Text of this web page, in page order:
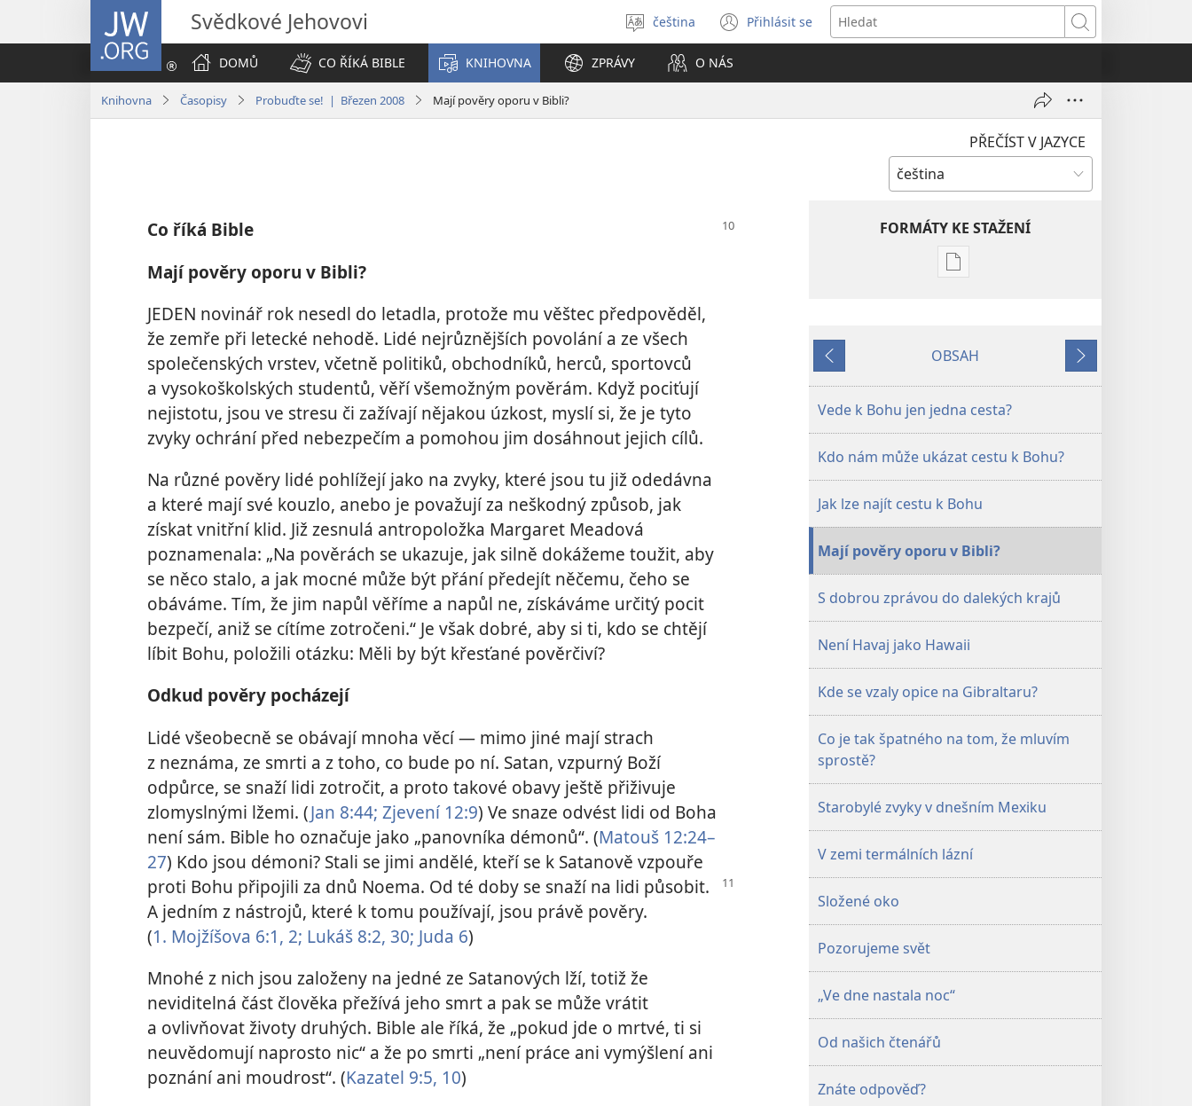
JW.ORG Svědkové Jehovovi
Vybrat
jazyk
čeština Přihlásit se
(otevřeno
nové
Hledat
DOMŮ
CO ŘÍKÁ BIBLE KNIHOVNA ZPRÁVY O NÁS
Knihovna Časopisy Probuďte se! | Březen 2008 Mají pověry oporu v Bibli?
PŘEČÍST V JAZYCE
Co říká Bible
Mají pověry oporu v Bibli?
JEDEN novinář rok nesedl do letadla, protože mu věštec předpověděl,
že zemře při letecké nehodě. Lidé nejrůznějších povolání a ze všech
společenských vrstev, včetně politiků, obchodníků, herců, sportovců
a vysokoškolských studentů, věří všemožným pověrám. Když pociťují
nejistotu, jsou ve stresu či zažívají nějakou úzkost, myslí si, že je tyto
zvyky ochrání před nebezpečím a pomohou jim dosáhnout jejich cílů.
Na různé pověry lidé pohlížejí jako na zvyky, které jsou tu již odedávna
a které mají své kouzlo, anebo je považují za neškodný způsob, jak
získat vnitřní klid. Již zesnulá antropoložka Margaret Meadová
poznamenala: „Na pověrách se ukazuje, jak silně dokážeme toužit, aby
se něco stalo, a jak mocné může být přání předejít něčemu, čeho se
obáváme. Tím, že jim napůl věříme a napůl ne, získáváme určitý pocit
bezpečí, aniž se cítíme zotročeni.“ Je však dobré, aby si ti, kdo se chtějí
líbit Bohu, položili otázku: Měli by být křesťané pověrčiví?
Odkud pověry pocházejí
Lidé všeobecně se obávají mnoha věcí — mimo jiné mají strach
z neznáma, ze smrti a z toho, co bude po ní. Satan, vzpurný Boží
odpůrce, se snaží lidi zotročit, a proto takové obavy ještě přiživuje
zlomyslnými lžemi. (Jan 8:44; Zjevení 12:9) Ve snaze odvést lidi od Boha
není sám. Bible ho označuje jako „panovníka démonů“. (Matouš 12:24–
27) Kdo jsou démoni? Stali se jimi andělé, kteří se k Satanově vzpouře
proti Bohu připojili za dnů Noema. Od té doby se snaží na lidi působit.
A jedním z nástrojů, které k tomu používají, jsou právě pověry.
(1. Mojžíšova 6:1, 2; Lukáš 8:2, 30; Juda 6)
Mnohé z nich jsou založeny na jedné ze Satanových lží, totiž že
neviditelná část člověka přežívá jeho smrt a pak se může vrátit
a ovlivňovat životy druhých. Bible ale říká, že „pokud jde o mrtvé, ti si
neuvědomují naprosto nic“ a že po smrti „není práce ani vymýšlení ani
poznání ani moudrost“. (Kazatel 9:5, 10)
FORMÁTY KE STAŽENÍ
Formáty
PROBUĎTE
Březen 2008
Předchozí
OBSAH
Další
Vede k Bohu jen jedna cesta?
Kdo nám může ukázat cestu k Bohu?
Jak lze najít cestu k Bohu
Mají pověry oporu v Bibli?
S dobrou zprávou do dalekých krajů
Není Havaj jako Hawaii
Kde se vzaly opice na Gibraltaru?
Co je tak špatného na tom, že mluvím
sprostě?
Starobylé zvyky v dnešním Mexiku
V zemi termálních lázní
Složené oko
Pozorujeme svět
„Ve dne nastala noc“
Od našich čtenářů
Znáte odpověď?